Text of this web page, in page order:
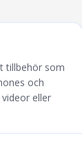
tillbehör som
och
eller